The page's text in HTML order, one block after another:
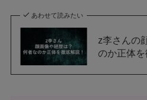
あわせて読みたい
z李さんの
のか正体を